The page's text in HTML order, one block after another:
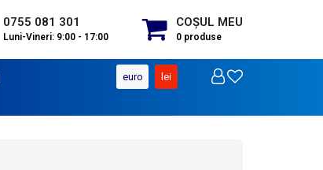
0755 081 301
Luni-Vineri: 9:00 - 17:00
COŞUL MEU
0produse
euro lei